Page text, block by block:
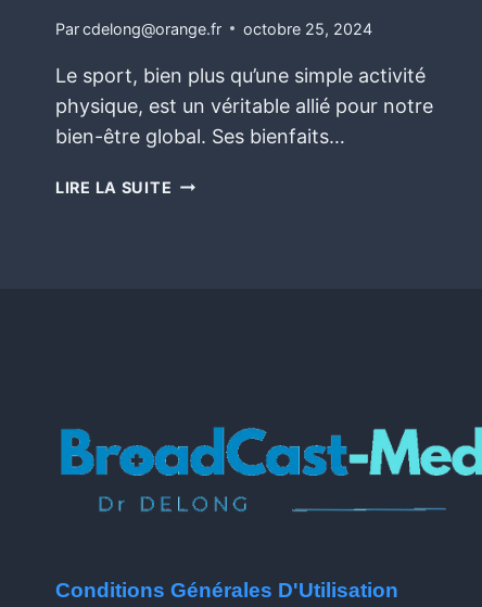
Parcdelong@orange.fr octobre 25, 2024
Le sport, bien plus qu’une simple activité
physique, est un véritable allié pour notre
bien-être global. Ses bienfaits…
LIRE LA SUITE
Conditions Générales D'Utilisation